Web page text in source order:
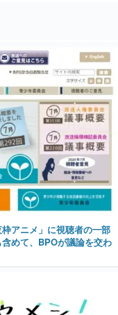
アニメ」に視聴者の一部
めて、BPOが議論を交わ